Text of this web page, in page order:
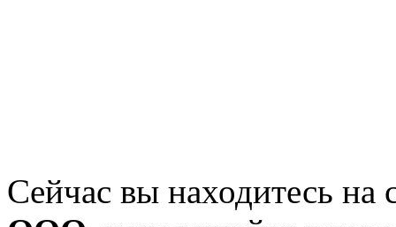
Сейчас вы находитесь на